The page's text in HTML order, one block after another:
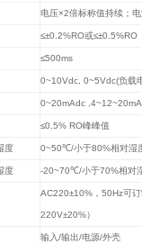
电压×2倍标称值持续；
≤±0.2%RO或≤±0.5%RO
≤500ms
0~10Vdc, 0~5Vdc(负载
0~20mAdc
≤0.5% RO峰峰值
度 0~50℃/小于80%相对湿
度 -20~70℃/小于70%相对
AC220±10% ，50Hz可
220V±20%）
输入/输出/电源/外壳